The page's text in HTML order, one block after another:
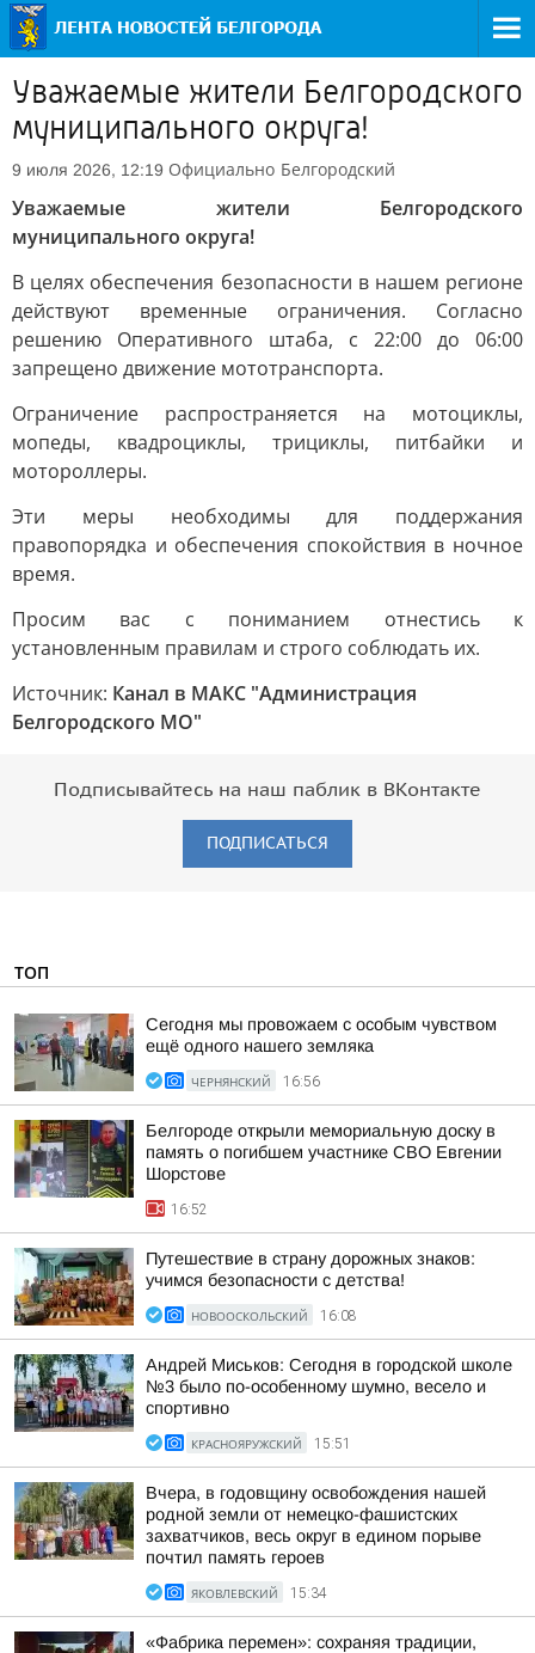
Уважаемые жители Белгородского
муниципального округа!
9 июля 2026, 12:19 Официально Белгородский
Уважаемые жители Белгородского
муниципального округа!
В целях обеспечения безопасности в нашем регионе
действуют временные ограничения. Согласно
решению Оперативного штаба, с 22:00 до 06:00
запрещено движение мототранспорта.
Ограничение распространяется на мотоциклы,
мопеды, квадроциклы, трициклы, питбайки и
мотороллеры.
Эти меры необходимы для поддержания
правопорядка и обеспечения спокойствия в ночное
время.
Просим вас с пониманием отнестись к
установленным правилам и строго соблюдать их.
Источник: Канал в МАКС "Администрация
Белгородского МО"
Подписывайтесь на наш паблик в ВКонтакте
ПОДПИСАТЬСЯ
ТОП
Сегодня мы провожаем с особым чувством
ещё одного нашего земляка
ЧЕРНЯНСКИЙ 16:56
Белгороде открыли мемориальную доску в
память о погибшем участнике СВО Евгении
Шорстове
16:52
Путешествие в страну дорожных знаков:
учимся безопасности с детства!
НОВООСКОЛЬСКИЙ 16:08
Андрей Миськов: Сегодня в городской школе
№3 было по-особенному шумно, весело и
спортивно
КРАСНОЯРУЖСКИЙ 15:51
Вчера, в годовщину освобождения нашей
родной земли от немецко-фашистских
захватчиков, весь округ в едином порыве
почтил память героев
ЯКОВЛЕВСКИЙ 15:34
«Фабрика перемен»: сохраняя традиции,